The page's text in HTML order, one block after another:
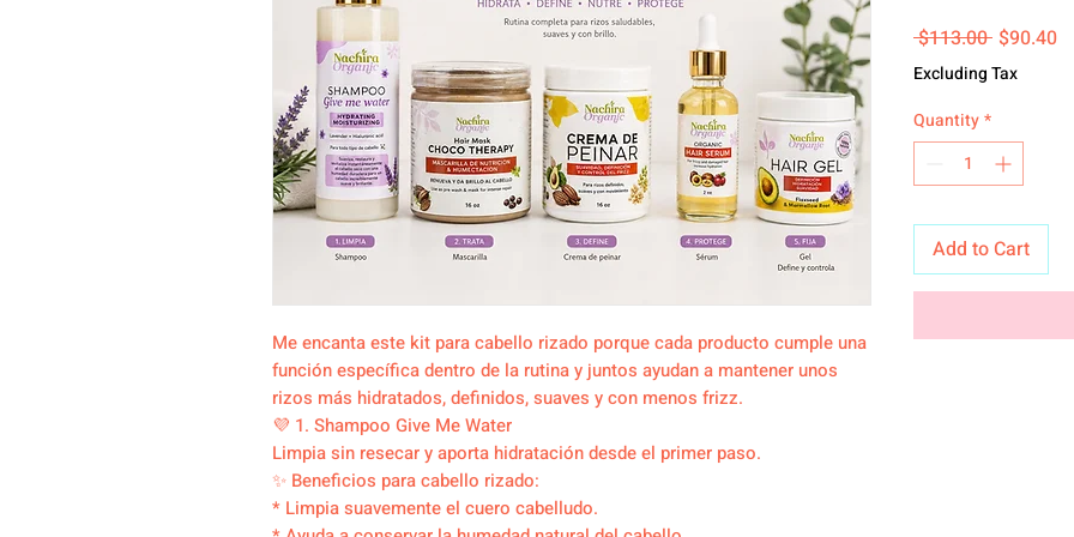
Me encanta este kit para cabello rizado porque cada producto cumple una
función específica dentro de la rutina y juntos ayudan a mantener unos
rizos más hidratados, definidos, suaves y con menos frizz.
💜 1. Shampoo Give Me Water
Limpia sin resecar y aporta hidratación desde el primer paso.
✨ Beneficios para cabello rizado:
* Limpia suavemente el cuero cabelludo.
$113.00 Regular
$90.40
Excluding Tax
Quantity*
Add to Cart